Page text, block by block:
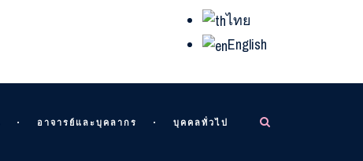
ไทย
English
อาจารย์และบุคลากร บุคคลทั่วไป